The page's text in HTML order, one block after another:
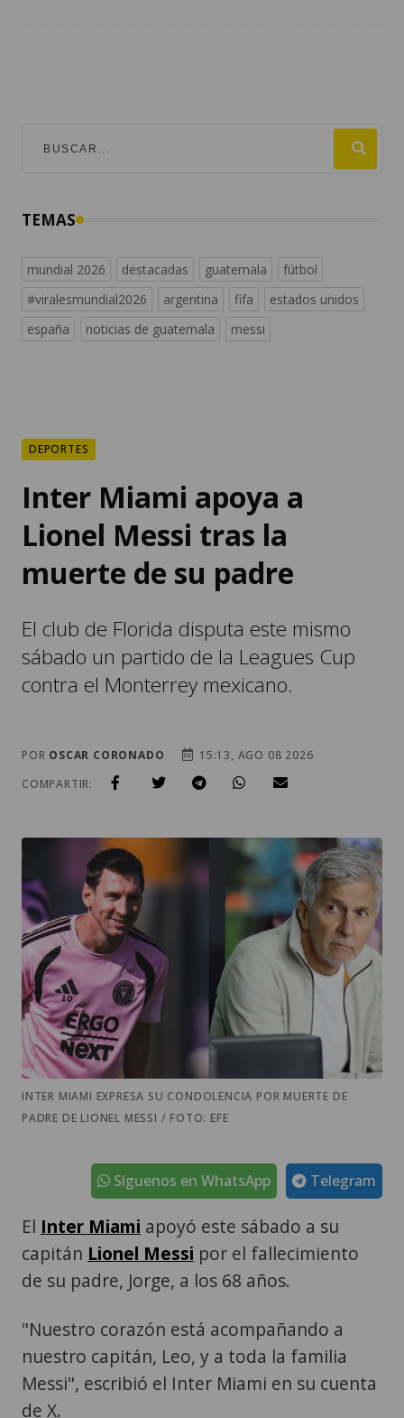
TEMAS
mundial 2026 destacadas guatemala
fútbol
#viralesmundial2026
argentina fifa
estados unidos
españa
noticias de guatemala messi
DEPORTES
Inter Miami apoya a
Lionel Messi tras la
muerte de su padre
El club de Florida disputa este mismo
sábado un partido de la Leagues Cup
contra el Monterrey mexicano.
POR OSCAR CORONADO
15:13, AGO 08 2026
COMPARTIR:
INTER MIAMI EXPRESA SU CONDOLENCIA POR MUERTE DE
PADRE DE LIONEL MESSI / FOTO: EFE
Telegram
Síguenos en WhatsApp
El Inter Miami apoyó este sábado a su
capitán Lionel Messi por el fallecimiento
de su padre, Jorge, a los 68 años.
"Nuestro corazón está acompañando a
nuestro capitán, Leo, y a toda la familia
Messi", escribió el Inter Miami en su cuenta
de X.